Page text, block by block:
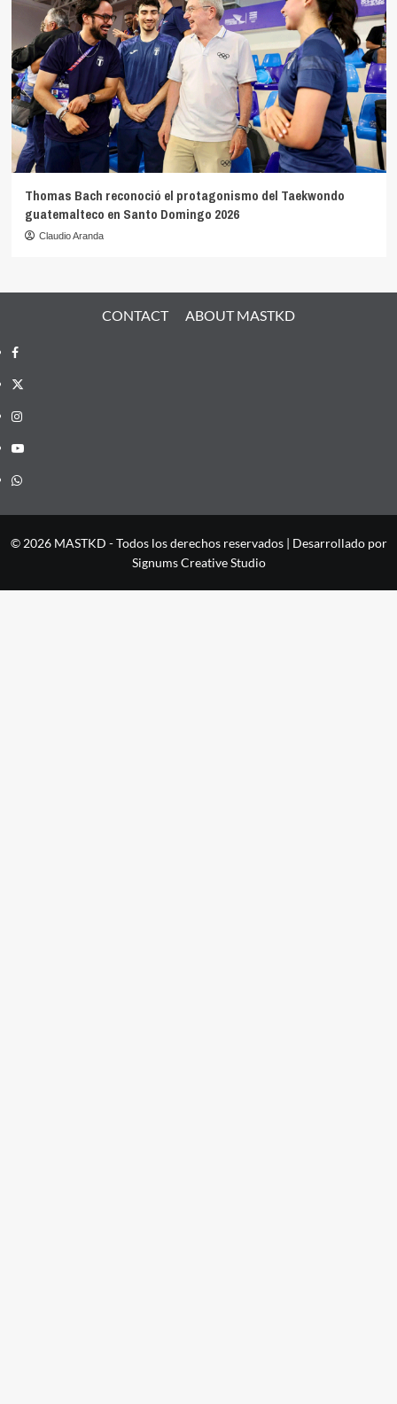
Thomas Bach reconoció el protagonismo del Taekwondo
guatemalteco en Santo Domingo 2026
Claudio Aranda
CONTACT ABOUT MASTKD
Facebook
X
Instagram
YouTube
Whatsapp